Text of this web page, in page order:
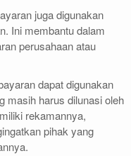
juga digunakan
Ini membantu dalam
perusahaan atau
dapat digunakan
masih harus dilunasi oleh
rekamannya,
pihak yang